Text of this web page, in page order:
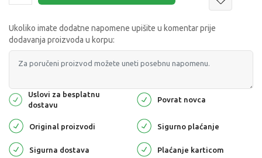
Ukoliko imate dodatne napomene upišite u komentar prije
dodavanja proizvoda u korpu:
Uslovi za besplatnu
dostavu
Povrat novca
Original proizvodi Sigurno plaćanje
Sigurna dostava Plaćanje karticom